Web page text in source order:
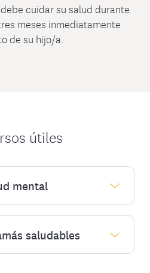
cuidar su salud durante
meses inmediatamente
de su hijo/a.
útiles
mental
que sus proveedores
conductual colaboren
saludables